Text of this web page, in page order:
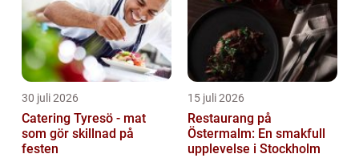
30 juli 2026
Catering Tyresö - mat
som gör skillnad på
festen
15 juli 2026
Restaurang på
Östermalm: En smakfull
upplevelse i Stockholm